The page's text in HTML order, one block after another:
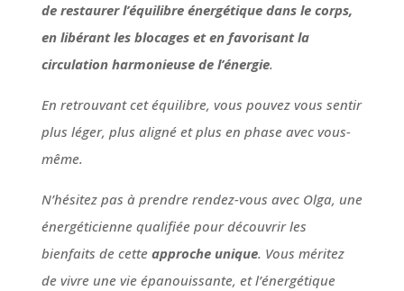
de restaurer l’équilibre énergétique dans le corps,
en libérant les blocages et en favorisant la
circulation harmonieuse de l’énergie.
En retrouvant cet équilibre, vous pouvez vous sentir
plus léger, plus aligné et plus en phase avec vous-
même.
N’hésitez pas à prendre rendez-vous avec Olga, une
énergéticienne qualifiée pour découvrir les
bienfaits de cette approche unique. Vous méritez
de vivre une vie épanouissante, et l’énergétique